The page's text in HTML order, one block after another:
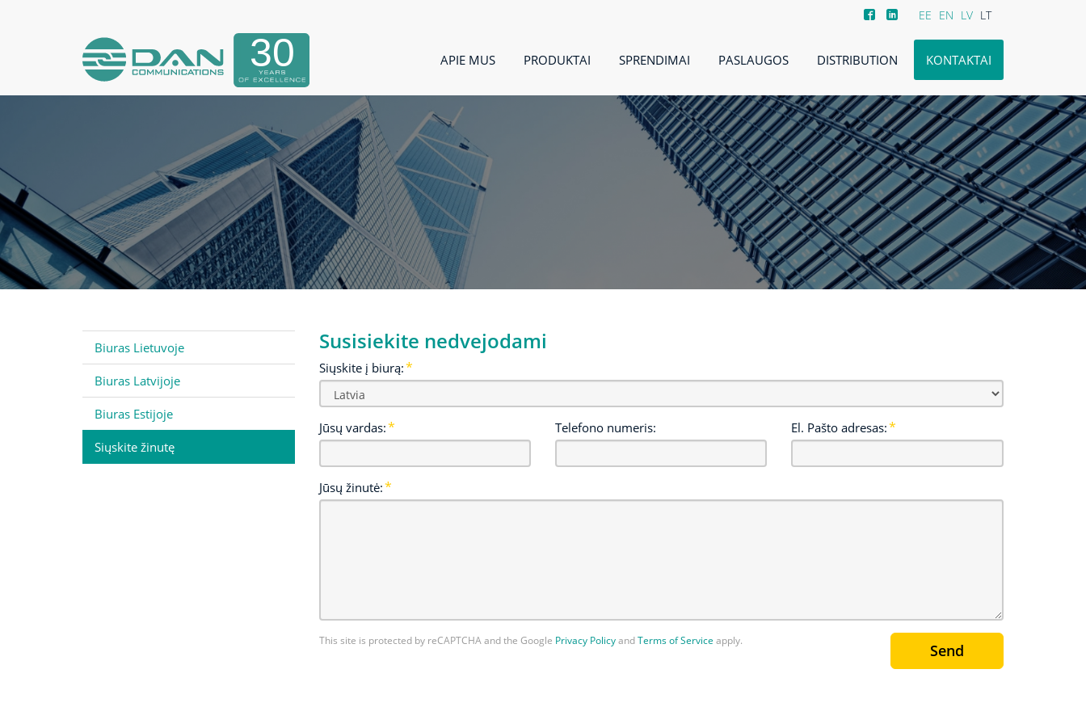
EE EN LV LT
APIE MUS PRODUKTAI SPRENDIMAI PASLAUGOS DISTRIBUTION KONTAKTAI
Biuras Lietuvoje
Biuras Latvijoje
Biuras Estijoje
Siųskite žinutę
Susisiekite nedvejodami
Siųskite į biurą:
Jūsų vardas: Telefono numeris: El. Pašto adresas:
Jūsų žinutė:
This site is protected by reCAPTCHA and the Google Privacy PolicyandTerms of Service apply.
Send